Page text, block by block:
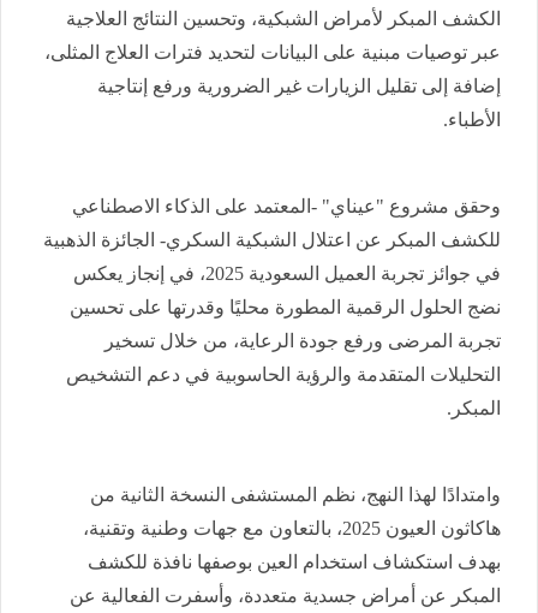
الكشف المبكر لأمراض الشبكية، وتحسين النتائج العلاجية
عبر توصيات مبنية على البيانات لتحديد فترات العلاج المثلى،
إضافة إلى تقليل الزيارات غير الضرورية ورفع إنتاجية
الأطباء.
وحقق مشروع "عيناي" -المعتمد على الذكاء الاصطناعي
للكشف المبكر عن اعتلال الشبكية السكري- الجائزة الذهبية
في جوائز تجربة العميل السعودية 2025، في إنجاز يعكس
نضج الحلول الرقمية المطورة محليًا وقدرتها على تحسين
تجربة المرضى ورفع جودة الرعاية، من خلال تسخير
التحليلات المتقدمة والرؤية الحاسوبية في دعم التشخيص
المبكر.
وامتدادًا لهذا النهج، نظم المستشفى النسخة الثانية من
هاكاثون العيون 2025، بالتعاون مع جهات وطنية وتقنية،
بهدف استكشاف استخدام العين بوصفها نافذة للكشف
المبكر عن أمراض جسدية متعددة، وأسفرت الفعالية عن